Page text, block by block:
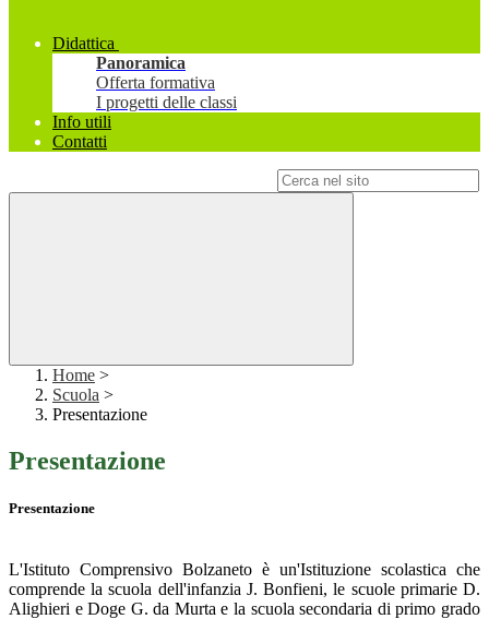
Didattica
Panoramica
Offerta formativa
I progetti delle classi
Info utili
Contatti
Home >
Scuola >
Presentazione
Presentazione
Presentazione
L'Istituto Comprensivo Bolzaneto è un'Istituzione scolastica che
comprende la scuola dell'infanzia J. Bonfieni, le scuole primarie D.
Alighieri e Doge G. da Murta e la scuola secondaria di primo grado